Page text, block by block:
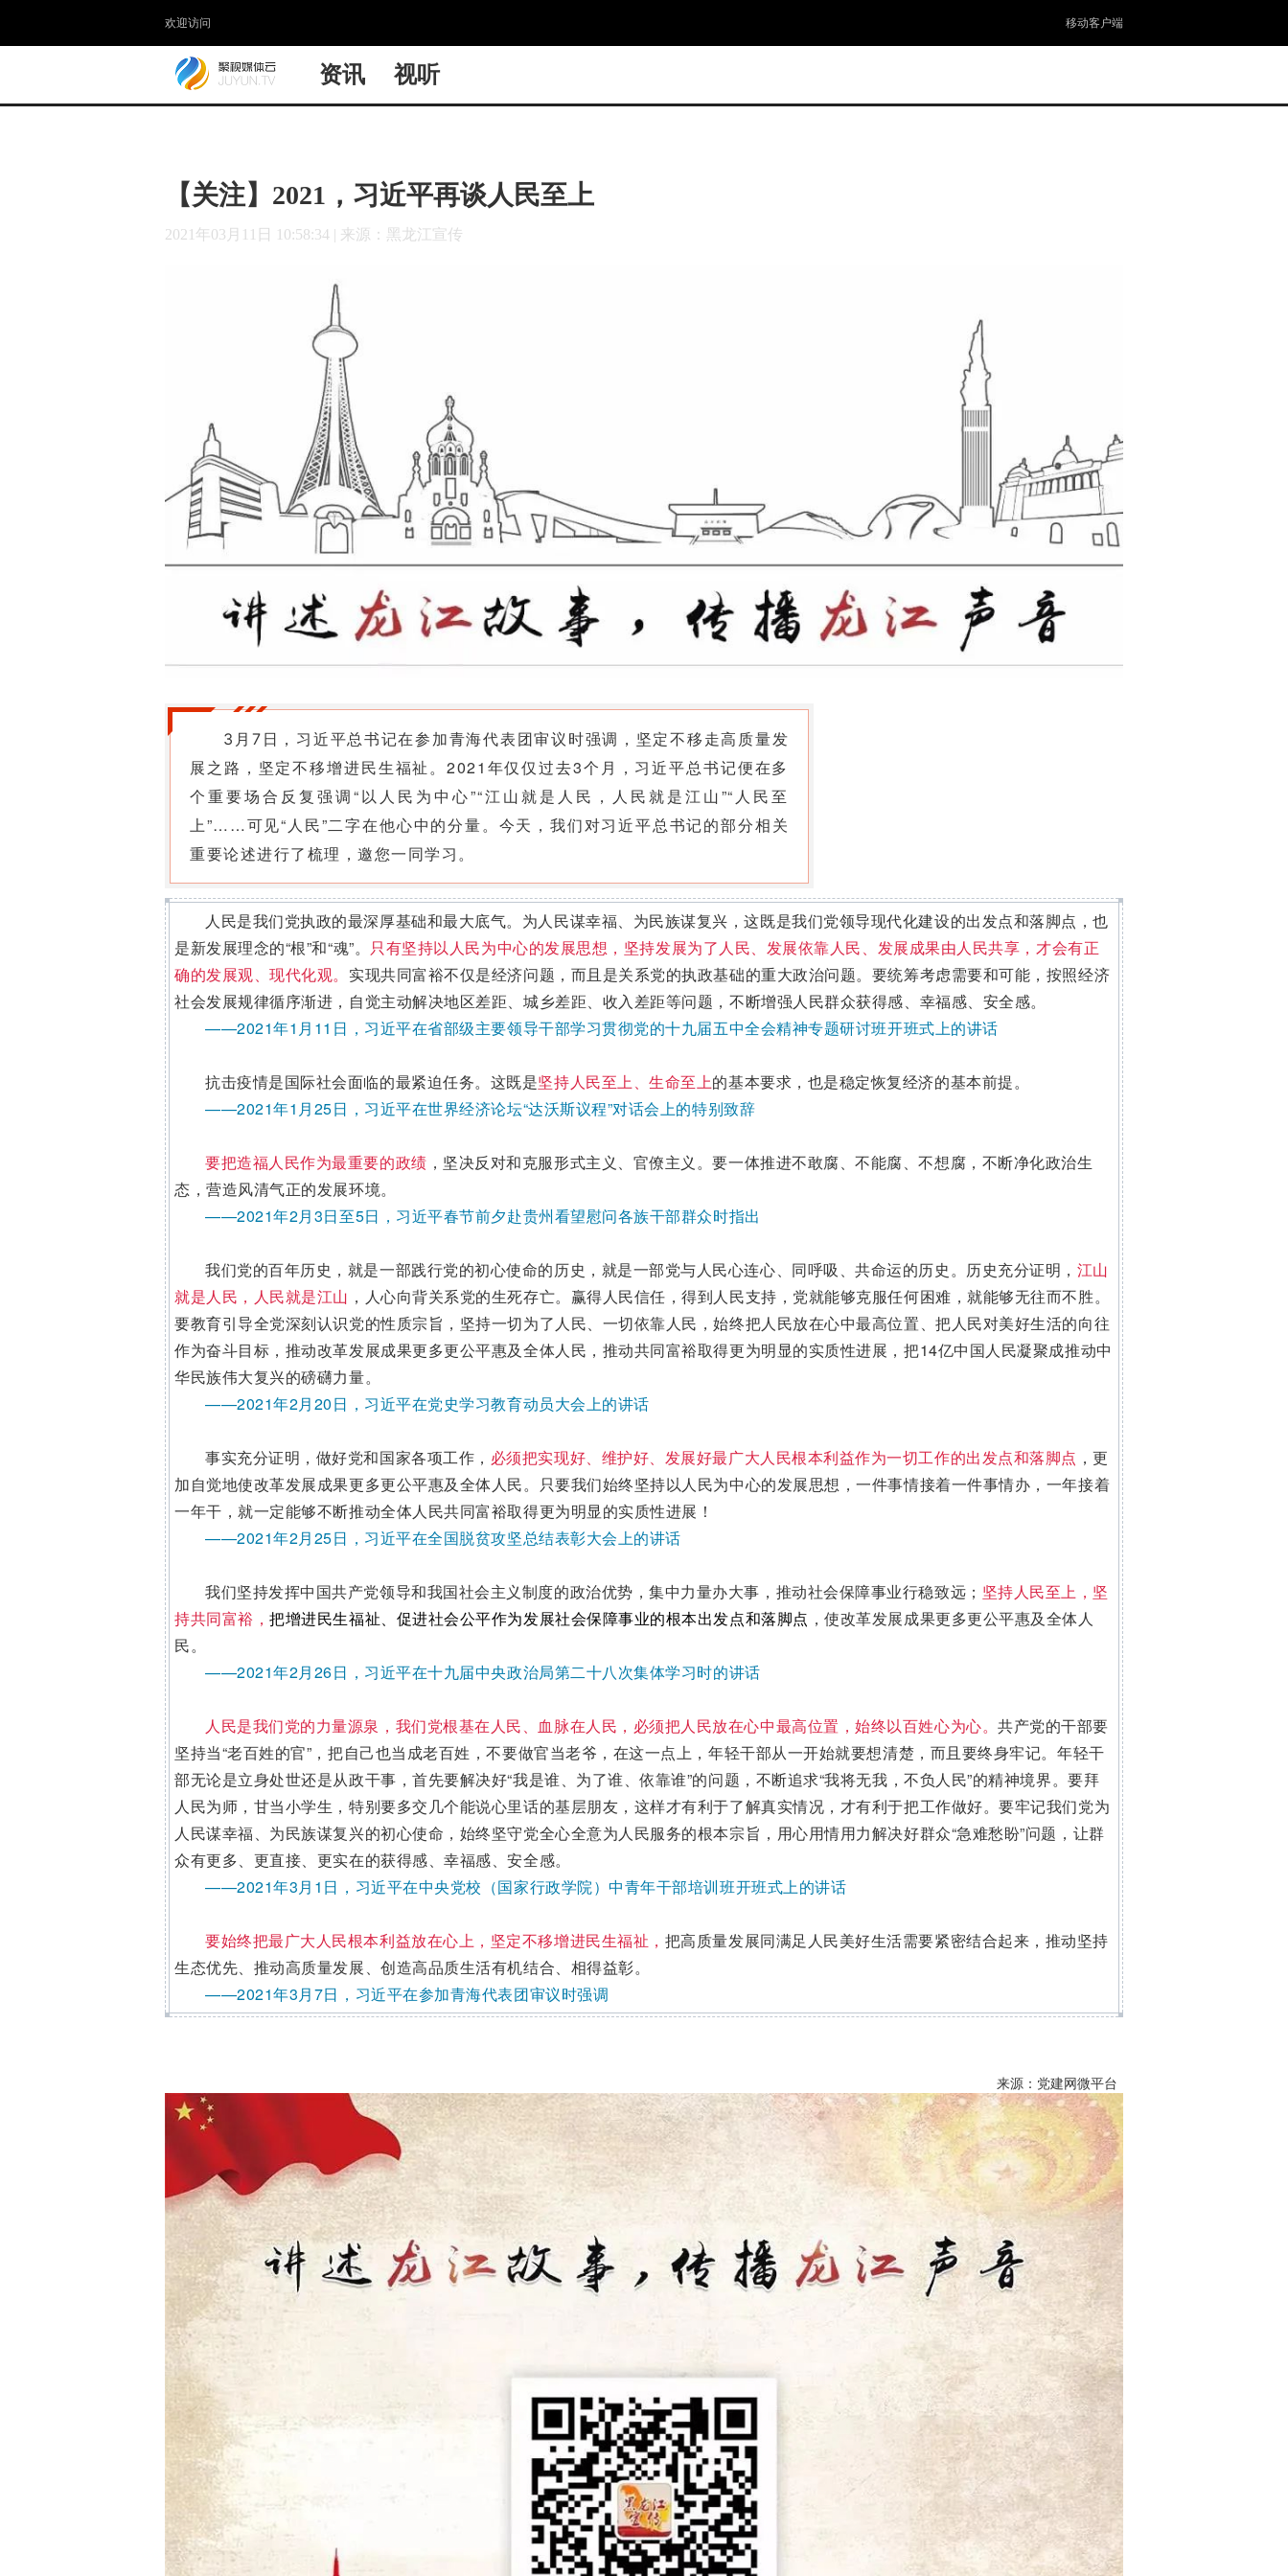
欢迎访问 移动客户端
资讯 视听
【关注】2021，习近平再谈人民至上
2021年03月11日 10:58:34 | 来源：黑龙江宣传
3月7日 ，习近平总书记在参加青海代表团审议时强调，坚定不移走高质量发
展之路，坚定不移增进民生福祉。2021年仅仅过去3个月，习近平总书记便在多
个重要场合反复强调“以人民为中心”“江山就是人民，人民就是江山”“人民至
上”……可见“人民”二字在他心中的分量。今天，我们对习近平总书记的部分相关
重要论述进行了梳理，邀您一同学习。
人民是我们党执政的最深厚基础和最大底气。为人民谋幸福、为民族谋复兴，这既是我们党领导现代化建设的出发点和落脚点，也
是新发展理念的“根”和“魂”。 只有坚持以人民为中心的发展思想，坚持发展为了人民、发展依靠人民、发展成果由人民共享，才会有正
确的发展观、现代化观。 实现共同富裕不仅是经济问题，而且是关系党的执政基础的重大政治问题。要统筹考虑需要和可能，按照经济
社会发展规律循序渐进，自觉主动解决地区差距、城乡差距、收入差距等问题，不断增强人民群众获得感、幸福感、安全感。
——2021年1月11日，习近平在省部级主要领导干部学习贯彻党的十九届五中全会精神专题研讨班开班式上的讲话
抗击疫情是国际社会面临的最紧迫任务。这既是坚持人民至上、生命至上的基本要求，也是稳定恢复经济的基本前提。
——2021年1月25日，习近平在世界经济论坛“达沃斯议程”对话会上的特别致辞
要把造福人民作为最重要的政绩 ，坚决反对和克服形式主义、官僚主义。要一体推进不敢腐、不能腐、不想腐，不断净化政治生
态，营造风清气正的发展环境。
——2021年2月3日至5日，习近平春节前夕赴贵州看望慰问各族干部群众时指出
我们党的百年历史，就是一部践行党的初心使命的历史，就是一部党与人民心连心、同呼吸、共命运的历史。历史充分证明， 江山
就是人民，人民就是江山 ，人心向背关系党的生死存亡。赢得人民信任，得到人民支持，党就能够克服任何困难，就能够无往而不胜。
要教育引导全党深刻认识党的性质宗旨，坚持一切为了人民、一切依靠人民，始终把人民放在心中最高位置、把人民对美好生活的向往
作为奋斗目标，推动改革发展成果更多更公平惠及全体人民，推动共同富裕取得更为明显的实质性进展，把14亿中国人民凝聚成推动中
华民族伟大复兴的磅礴力量。
——2021年2月20日，习近平在党史学习教育动员大会上的讲话
事实充分证明，做好党和国家各项工作， 必须把实现好、维护好、发展好最广大人民根本利益作为一切工作的出发点和落脚点 ，更
加自觉地使改革发展成果更多更公平惠及全体人民。只要我们始终坚持以人民为中心的发展思想，一件事情接着一件事情办，一年接着
一年干，就一定能够不断推动全体人民共同富裕取得更为明显的实质性进展！
——2021年2月25日，习近平在全国脱贫攻坚总结表彰大会上的讲话
我们坚持发挥中国共产党领导和我国社会主义制度的政治优势，集中力量办大事，推动社会保障事业行稳致远； 坚持人民至上，坚
持共同富裕，把增进民生福祉、促进社会公平作为发展社会保障事业的根本出发点和落脚点 ，使改革发展成果更多更公平惠及全体人
民。
——2021年2月26日，习近平在十九届中央政治局第二十八次集体学习时的讲话
人民是我们党的力量源泉，我们党根基在人民、血脉在人民，必须把人民放在心中最高位置，始终以百姓心为心。共产党的干部要
坚持当“老百姓的官”，把自己也当成老百姓，不要做官当老爷，在这一点上，年轻干部从一开始就要想清楚，而且要终身牢记。年轻干
部无论是立身处世还是从政干事，首先要解决好“我是谁、为了谁、依靠谁”的问题，不断追求“我将无我，不负人民”的精神境界。要拜
人民为师，甘当小学生，特别要多交几个能说心里话的基层朋友，这样才有利于了解真实情况，才有利于把工作做好。要牢记我们党为
人民谋幸福、为民族谋复兴的初心使命，始终坚守党全心全意为人民服务的根本宗旨，用心用情用力解决好群众“急难愁盼”问题，让群
众有更多、更直接、更实在的获得感、幸福感、安全感。
——2021年3月1日，习近平在中央党校（国家行政学院）中青年干部培训班开班式上的讲话
要始终把最广大人民根本利益放在心上，坚定不移增进民生福祉， 把高质量发展同满足人民美好生活需要紧密结合起来，推动坚持
生态优先、推动高质量发展、创造高品质生活有机结合、相得益彰。
——2021年3月7日，习近平在参加青海代表团审议时强调
来源：党建网微平台